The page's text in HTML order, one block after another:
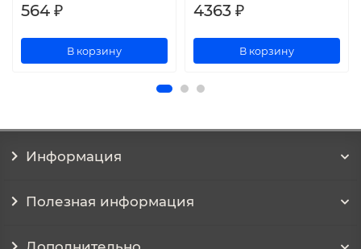
564 ₽
В корзину
4363 ₽
В корзину
Информация
Полезная информация